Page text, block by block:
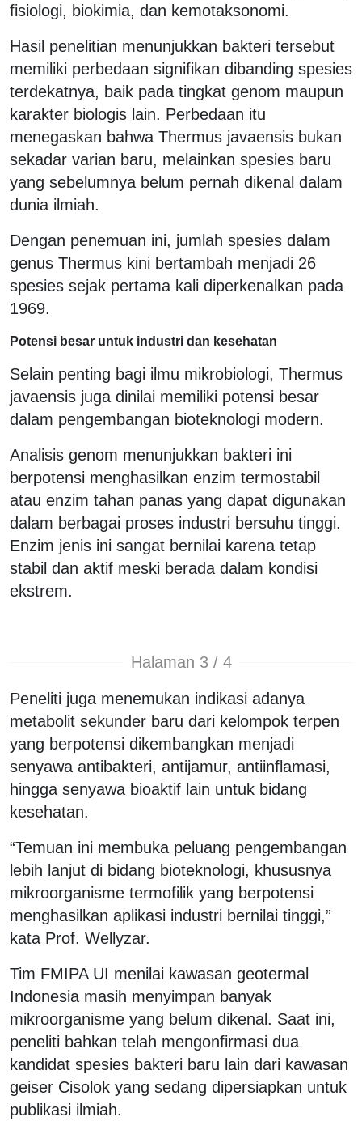
fisiologi, biokimia, dan kemotaksonomi.
Hasil penelitian menunjukkan bakteri tersebut
memiliki perbedaan signifikan dibanding spesies
terdekatnya, baik pada tingkat genom maupun
karakter biologis lain. Perbedaan itu
menegaskan bahwa Thermus javaensis bukan
sekadar varian baru, melainkan spesies baru
yang sebelumnya belum pernah dikenal dalam
dunia ilmiah.
Dengan penemuan ini, jumlah spesies dalam
genus Thermus kini bertambah menjadi 26
spesies sejak pertama kali diperkenalkan pada
1969.
Potensi besar untuk industri dan kesehatan
Selain penting bagi ilmu mikrobiologi, Thermus
javaensis juga dinilai memiliki potensi besar
dalam pengembangan bioteknologi modern.
Analisis genom menunjukkan bakteri ini
berpotensi menghasilkan enzim termostabil
atau enzim tahan panas yang dapat digunakan
dalam berbagai proses industri bersuhu tinggi.
Enzim jenis ini sangat bernilai karena tetap
stabil dan aktif meski berada dalam kondisi
ekstrem.
Halaman 3 / 4
Peneliti juga menemukan indikasi adanya
metabolit sekunder baru dari kelompok terpen
yang berpotensi dikembangkan menjadi
senyawa antibakteri, antijamur, antiinflamasi,
hingga senyawa bioaktif lain untuk bidang
kesehatan.
“Temuan ini membuka peluang pengembangan
lebih lanjut di bidang bioteknologi, khususnya
mikroorganisme termofilik yang berpotensi
menghasilkan aplikasi industri bernilai tinggi,”
kata Prof. Wellyzar.
Tim FMIPA UI menilai kawasan geotermal
Indonesia masih menyimpan banyak
mikroorganisme yang belum dikenal. Saat ini,
peneliti bahkan telah mengonfirmasi dua
kandidat spesies bakteri baru lain dari kawasan
geiser Cisolok yang sedang dipersiapkan untuk
publikasi ilmiah.